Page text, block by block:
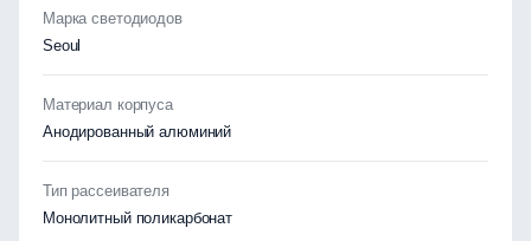
Марка светодиодов
Seoul
Материал корпуса
Анодированный алюминий
Тип рассеивателя
Монолитный поликарбонат